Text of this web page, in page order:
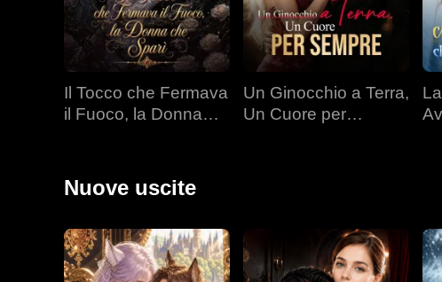
Il Tocco che Fermava
il Fuoco, la Donna
Un Ginocchio a Terra,
Un Cuore per
Nuove uscite